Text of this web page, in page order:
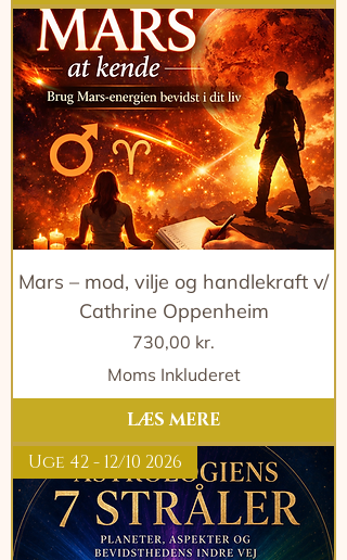
Mars – mod, vilje og handlekraft v/
Cathrine Oppenheim
Pris
730,00 kr.
Moms Inkluderet
LÆS MERE
Uge 42 - 12/10 2026